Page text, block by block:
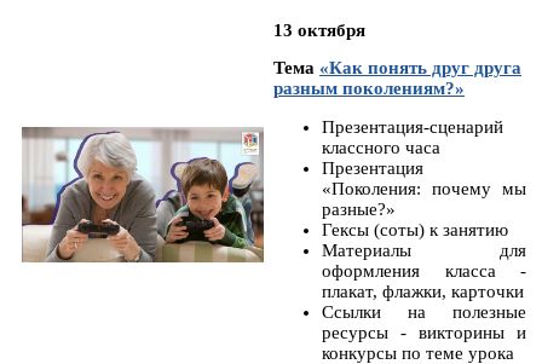
13 октября
Тема «Как понять друг друга
разным поколениям?»
Презентация-сценарий
классного часа
Презентация
«Поколения: почему мы
разные?»
Гексы (соты) к занятию
Материалы для
оформления класса -
плакат, флажки, карточки
Ссылки на полезные
ресурсы - викторины и
конкурсы по теме урока